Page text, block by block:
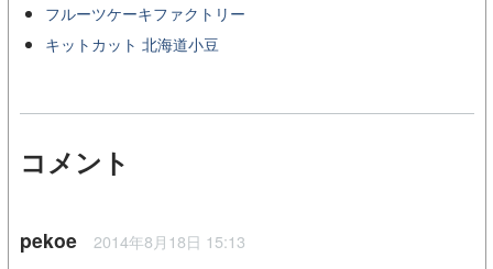
フルーツケーキファクトリー
キットカット 北海道小豆
コメント
pekoe 2014年8月18日 15:13